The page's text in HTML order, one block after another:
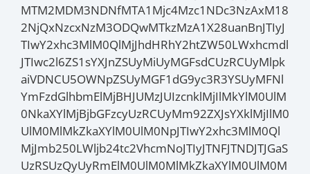
MTM2MDM3NDNfMTA1Mjc4Mzc1NDc3NzAxM18
2NjQxNzcxNzM3ODQwMTkzMzA1X28uanBnJTIyJ
TIwY2xhc3MlM0QlMjJhdHRhY2htZW50LWxhcmdl
JTIwc2l6ZS1sYXJnZSUyMiUyMGFsdCUzRCUyMlpk
aiVDNCU5OWNpZSUyMGF1dG9yc3R3YSUyMFNl
YmFzdGlhbmElMjBHJUMzJUIzcnklMjIlMkYlM0UlM
0NkaXYlMjBjbGFzcyUzRCUyMm92ZXJsYXklMjIlM0
UlM0MlMkZkaXYlM0UlM0NpJTIwY2xhc3MlM0Ql
MjJmb250LWljb24tc2VhcmNoJTIyJTNFJTNDJTJGaS
UzRSUzQyUyRmElM0UlM0MlMkZkaXYlM0UlM0M